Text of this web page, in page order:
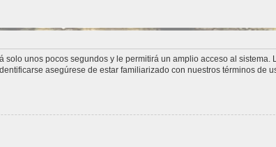
solo unos pocos segundos y le permitirá un amplio acceso al
asegúrese de estar familiarizado con nuestros términos de